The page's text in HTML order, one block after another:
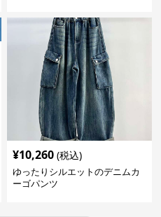
¥10,260 (税込)
ゆったりシルエットのデニムカ
ーゴパンツ